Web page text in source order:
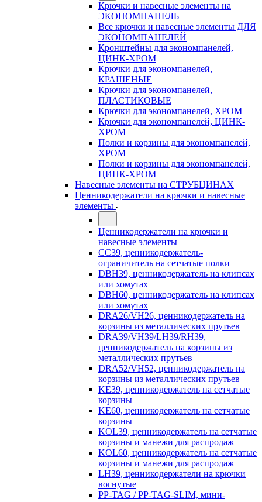
Крючки и навесные элементы на
ЭКОНОМПАНЕЛЬ
Все крючки и навесные элементы ДЛЯ
ЭКОНОМПАНЕЛЕЙ
Кронштейны для экономпанелей,
ЦИНК-ХРОМ
Крючки для экономпанелей,
КРАШЕНЫЕ
Крючки для экономпанелей,
ПЛАСТИКОВЫЕ
Крючки для экономпанелей, ХРОМ
Крючки для экономпанелей, ЦИНК-
ХРОМ
Полки и корзины для экономпанелей,
ХРОМ
Полки и корзины для экономпанелей,
ЦИНК-ХРОМ
Навесные элементы на СТРУБЦИНАХ
Ценникодержатели на крючки и навесные
элементы
Ценникодержатели на крючки и
навесные элементы
CC39, ценникодержатель-
ограничитель на сетчатые полки
DBH39, ценникодержатель на клипсах
или хомутах
DBH60, ценникодержатель на клипсах
или хомутах
DRA26/VH26, ценникодержатель на
корзины из металлических прутьев
DRA39/VH39/LH39/RH39,
ценникодержатель на корзины из
металлических прутьев
DRA52/VH52, ценникодержатель на
корзины из металлических прутьев
KE39, ценникодержатель на сетчатые
корзины
KE60, ценникодержатель на сетчатые
корзины
KOL39, ценникодержатель на сетчатые
корзины и манежи для распродаж
KOL60, ценникодержатель на сетчатые
корзины и манежи для распродаж
LH39, ценникодержатели на крючки
вогнутые
PP-TAG / PP-TAG-SLIM, мини-